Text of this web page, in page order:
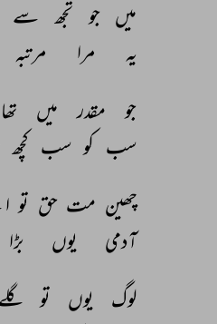
میں جو تجھ سے
یہ
مرا مرتبہ
جو
مقدر میں تھا
سب کو سب کچھ
چھین مت حق تو
آدمی
یوں بڑا
لوگ
یوں تو